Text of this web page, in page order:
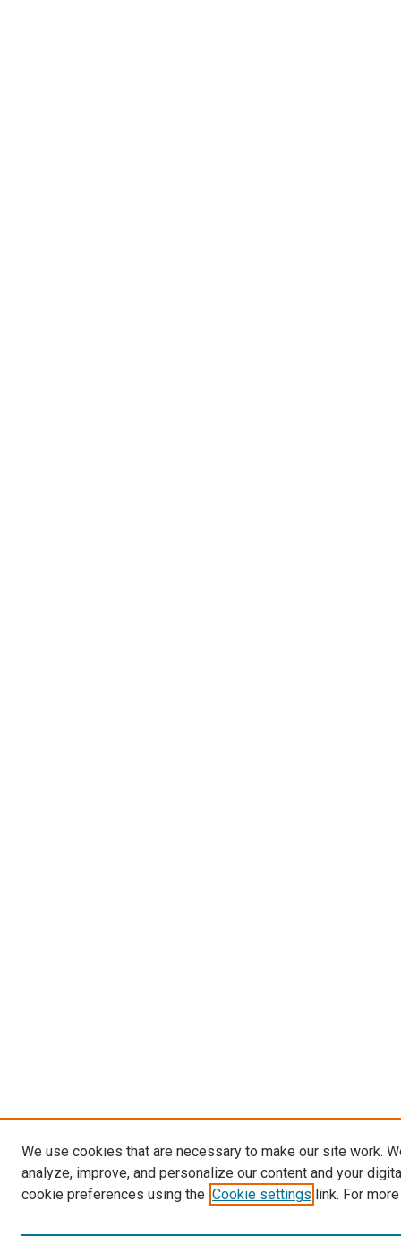
We use cookies that are necessary to make our site work.
analyze, improve, and personalize our content and your
cookie preferences using the Cookie settings link. For